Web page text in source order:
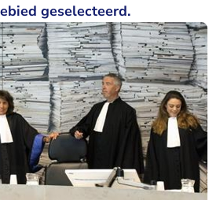
geselecteerd.